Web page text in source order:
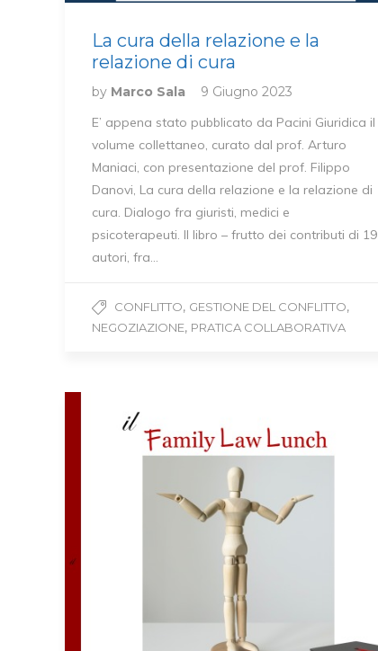
La cura della relazione e la
relazione di cura
by Marco Sala
9 Giugno 2023
E’ appena stato pubblicato da Pacini Giuridica il
volume collettaneo, curato dal prof. Arturo
Maniaci, con presentazione del prof. Filippo
Danovi, La cura della relazione e la relazione di
cura. Dialogo fra giuristi, medici e
psicoterapeuti. Il libro – frutto dei contributi di 19
autori, fra…
CONFLITTO, GESTIONE DEL CONFLITTO,
NEGOZIAZIONE, PRATICA COLLABORATIVA